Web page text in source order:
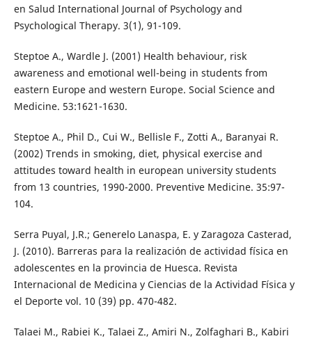
en Salud International Journal of Psychology and
Psychological Therapy. 3(1), 91-109.
Steptoe A., Wardle J. (2001) Health behaviour, risk
awareness and emotional well-being in students from
eastern Europe and western Europe. Social Science and
Medicine. 53:1621-1630.
Steptoe A., Phil D., Cui W., Bellisle F., Zotti A., Baranyai R.
(2002) Trends in smoking, diet, physical exercise and
attitudes toward health in european university students
from 13 countries, 1990-2000. Preventive Medicine. 35:97-
104.
Serra Puyal, J.R.; Generelo Lanaspa, E. y Zaragoza Casterad,
J. (2010). Barreras para la realización de actividad física en
adolescentes en la provincia de Huesca. Revista
Internacional de Medicina y Ciencias de la Actividad Física y
el Deporte vol. 10 (39) pp. 470-482.
Talaei M., Rabiei K., Talaei Z., Amiri N., Zolfaghari B., Kabiri